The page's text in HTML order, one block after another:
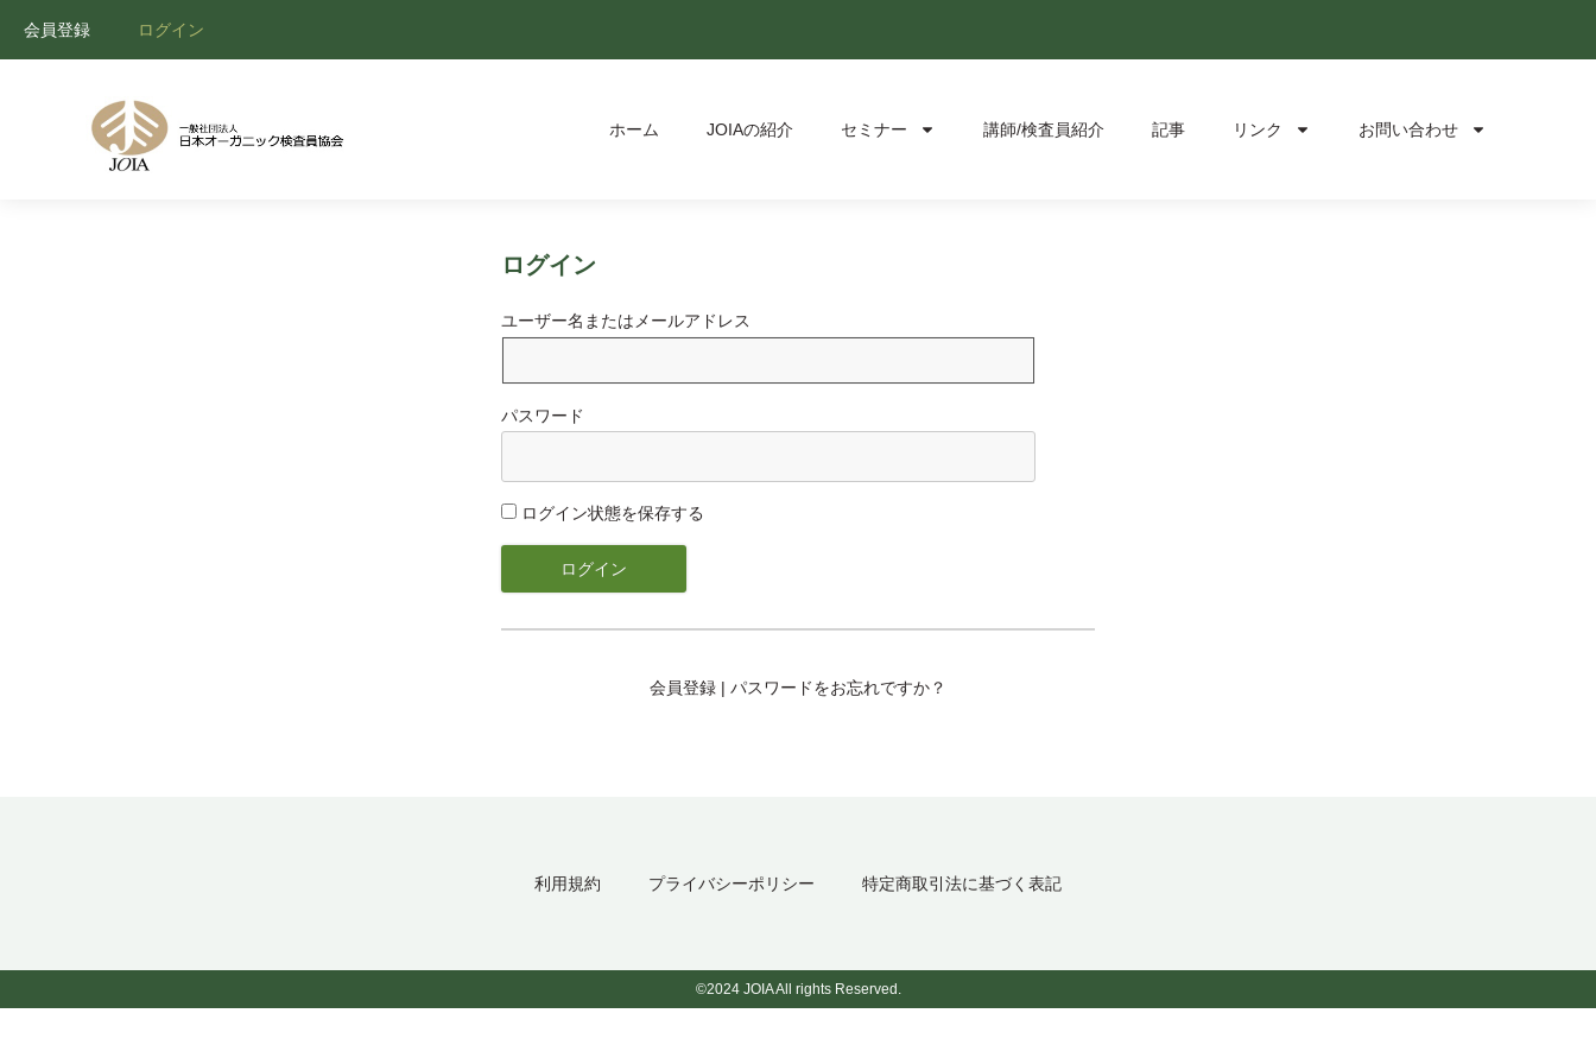
会員登録 ログイン
ホーム JOIAの紹介 セミナー 講師/検査員紹介 記事 リンク お問い合わせ
ログイン
ユーザー名またはメールアドレス
パスワード
ログイン状態を保存する
会員登録 | パスワードをお忘れですか？
利用規約 プライバシーポリシー 特定商取引法に基づく表記
©2024 JOIA All rights Reserved.